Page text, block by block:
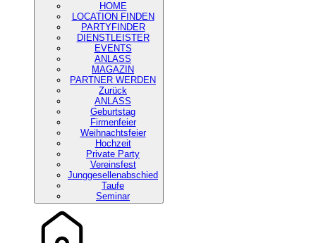
HOME
LOCATION FINDEN
PARTYFINDER
DIENSTLEISTER
EVENTS
ANLASS
MAGAZIN
PARTNER WERDEN
Zurück
ANLASS
Geburtstag
Firmenfeier
Weihnachtsfeier
Hochzeit
Private Party
Vereinsfest
Junggesellenabschied
Taufe
Seminar